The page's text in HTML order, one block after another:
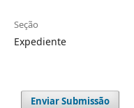
Seção
Expediente
Enviar Submissão